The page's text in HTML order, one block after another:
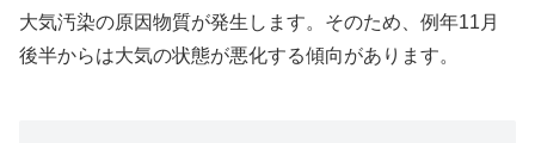
大気汚染の原因物質が発生します。そのため、例年11月
後半からは大気の状態が悪化する傾向があります。